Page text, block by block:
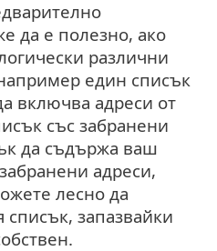
да е полезно, ако
различни
един списък
включва адреси от
със забранени
да съдържа ваш
адреси,
лесно да
запазвайки